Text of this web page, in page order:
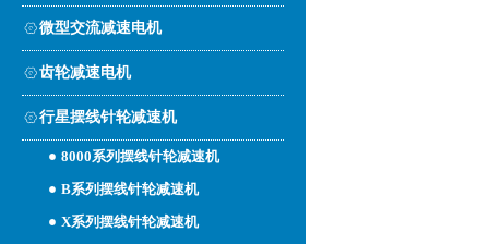
微型交流减速电机
齿轮减速电机
行星摆线针轮减速机
8000系列摆线针轮减速机
B系列摆线针轮减速机
X系列摆线针轮减速机